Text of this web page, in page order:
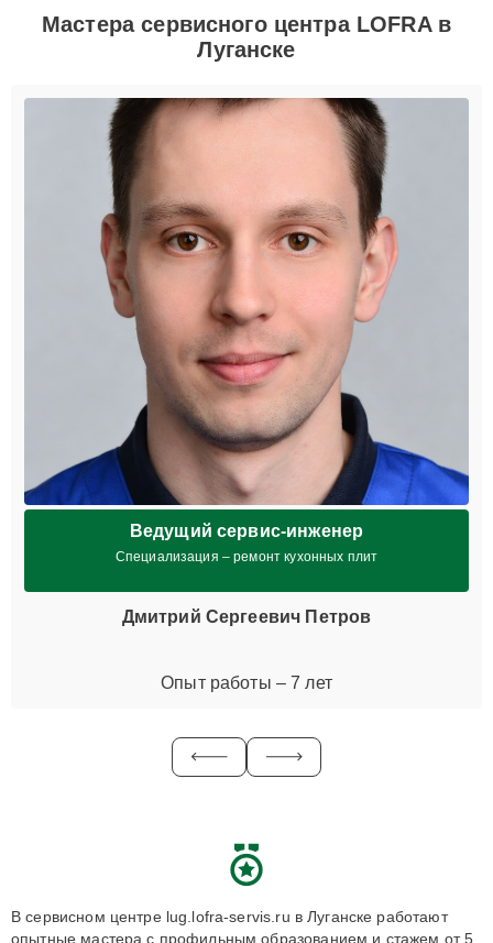
Мастера сервисного центра LOFRA в
Луганске
Ведущий сервис-инженер
Специализация – ремонт кухонных плит
Дмитрий Сергеевич Петров
Опыт работы – 7 лет
В сервисном центре lug.lofra-servis.ru в Луганске работают
опытные мастера с профильным образованием и стажем от 5